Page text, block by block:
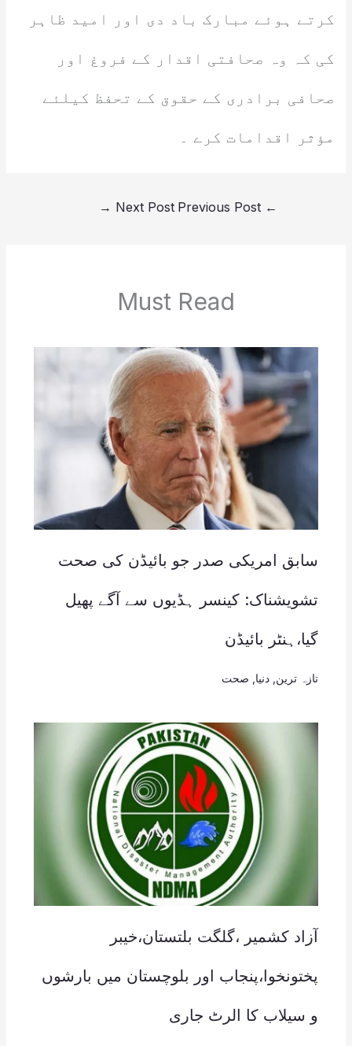
کرتے ہوئے مبارک باد دی اور امید ظاہر
کی کہ وہ صحافتی اقدار کے فروغ اور
صحافی برادری کے حقوق کے تحفظ کیلئے
مؤثر اقدامات کرے ۔
←
Next Post
→
Must Read
سابق امریکی صدر جو بائیڈن کی صحت
تشویشناک: کینسر ہڈیوں سے آگے پھیل
گیا،ہنٹر بائیڈن
تازہ ترین دنیا صحت
آزاد کشمیر ،گلگت بلتستان،خیبر
پختونخوا،پنجاب اور بلوچستان میں بارشوں
و سیلاب کا الرٹ جاری